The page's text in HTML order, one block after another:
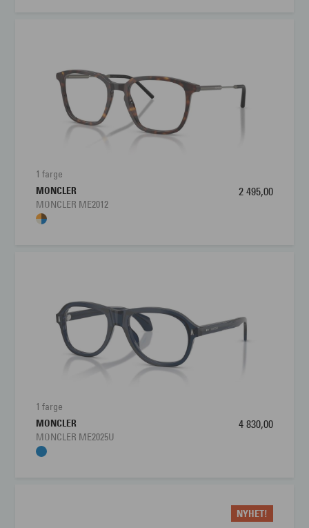
1 farge
MONCLER
MONCLER ME2012
2 495,00
1 farge
MONCLER
MONCLER ME2025U
4 830,00
NYHET!